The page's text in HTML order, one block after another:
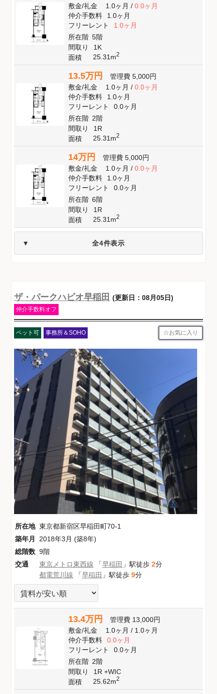
敷金/礼金 1.0ヶ月/ 0.0ヶ月
仲介手数料
1.0ヶ月
フリーレント
1.0ヶ月
所在階 5階
間取り
1K
面積
25.31m2
13.5万円 管理費 5,000円
敷金/礼金 1.0ヶ月/ 0.0ヶ月
仲介手数料
1.0ヶ月
フリーレント
0.0ヶ月
所在階 2階
間取り
1R
面積
25.31m2
14万円 管理費 5,000円
敷金/礼金 1.0ヶ月/ 0.0ヶ月
仲介手数料
1.0ヶ月
フリーレント
0.0ヶ月
所在階 6階
間取り
1R
面積
25.31m2
全4件表示
ザ・パークハビオ早稲田 (更新日：08月05日)
仲介手数料オフ
ペット可 事務所＆SOHO お気に入り
所在地 東京都新宿区早稲田町70-1
築年月
2018年3月 (築8年)
総階数 9階
交通
東京メトロ東西線 「早稲田 」駅徒歩 2分
都電荒川線 「早稲田 」駅徒歩 9分
13.4万円 管理費 13,000円
敷金/礼金 1.0ヶ月/ 1.0ヶ月
仲介手数料
0.0ヶ月
フリーレント
0.0ヶ月
所在階 2階
間取り
1R +WIC
面積
25.62m2